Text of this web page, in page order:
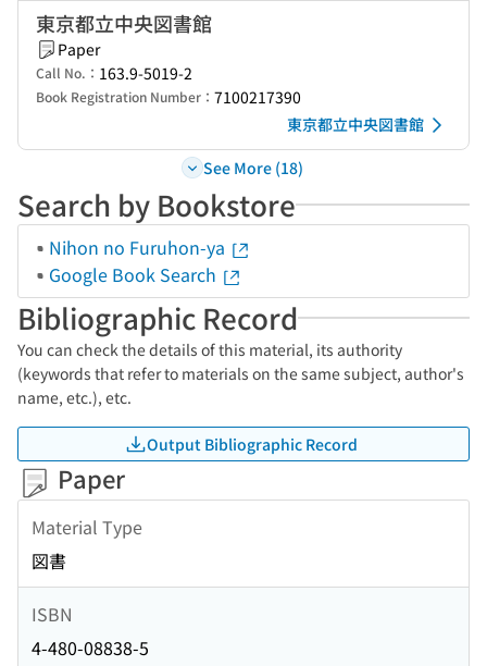
東京都立中央図書館
Paper
Call No.： 163.9-5019-2
Book Registration Number： 7100217390
東京都立中央図書館
See More (18)
Search by Bookstore
Nihon no Furuhon-ya
Google Book Search
Bibliographic Record
You can check the details of this material, its authority
(keywords that refer to materials on the same subject, author's
name, etc.), etc.
Output Bibliographic Record
Paper
Material Type
図書
ISBN
4-480-08838-5